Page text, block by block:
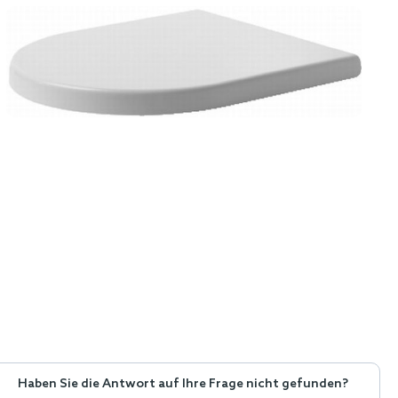
Haben Sie die Antwort auf Ihre Frage nicht gefunden?